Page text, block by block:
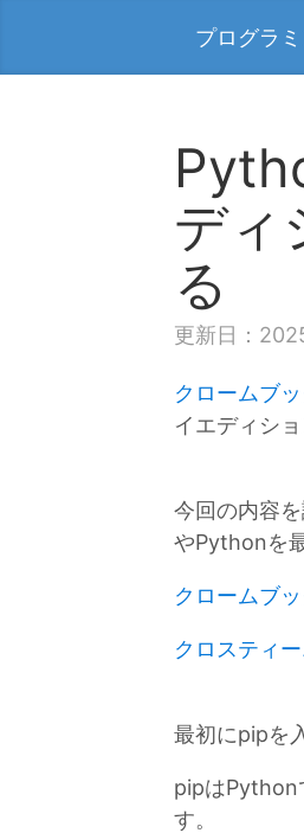
プログラ
ディ
る
更新日：
クロームブ
イエディシ
今回の内容
やPythonを
クロームブ
クロスティ
最初にpipを
pipはPython
す。